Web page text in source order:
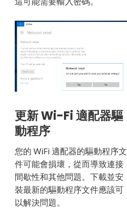
更新 Wi-Fi 適配器驅
動程序
您的 WiFi 適配器的驅動程序文
件可能會損壞，從而導致連接
間歇性和其他問題。 下載並安
裝最新的驅動程序文件應該可
以解決問題。